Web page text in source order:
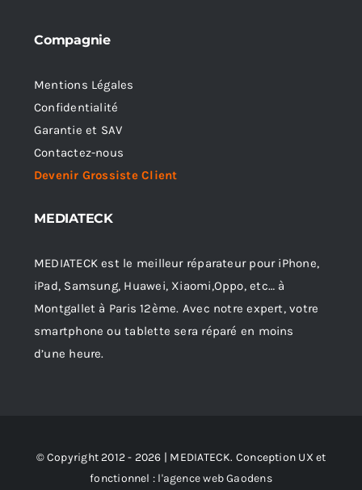
Compagnie
Mentions Légales
Confidentialité
Garantie et SAV
Contactez-nous
Devenir Grossiste Client
MEDIATECK
MEDIATECK est le meilleur réparateur pour iPhone,
iPad, Samsung, Huawei, Xiaomi,Oppo, etc… à
Montgallet à Paris 12ème. Avec notre expert, votre
smartphone ou tablette sera réparé en moins
d’une heure.
© Copyright 2012 - 2026 | MEDIATECK. Conception UX et
fonctionnel : l'agence web Gaodens